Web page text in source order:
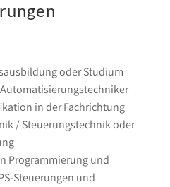
oder Studium
in der Fachrichtung
/ Steuerungstechnik oder
Programmierung und
Steuerungen und